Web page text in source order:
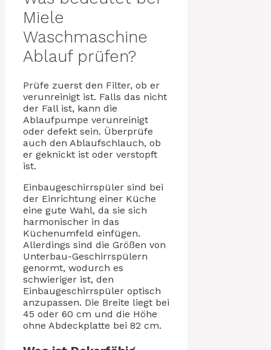
Miele
Waschmaschine
Ablauf prüfen?
Prüfe zuerst den Filter, ob er
verunreinigt ist. Falls das nicht
der Fall ist, kann die
Ablaufpumpe verunreinigt
oder defekt sein. Überprüfe
auch den Ablaufschlauch, ob
er geknickt ist oder verstopft
ist.
Einbaugeschirrspüler sind bei
der Einrichtung einer Küche
eine gute Wahl, da sie sich
harmonischer in das
Küchenumfeld einfügen.
Allerdings sind die Größen von
Unterbau-Geschirrspülern
genormt, wodurch es
schwieriger ist, den
Einbaugeschirrspüler optisch
anzupassen. Die Breite liegt bei
45 oder 60 cm und die Höhe
ohne Abdeckplatte bei 82 cm.